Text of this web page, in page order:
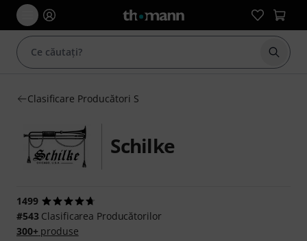
Clasificare Producători S
Schilke
1499
#543Clasificarea Producătorilor
300+produse